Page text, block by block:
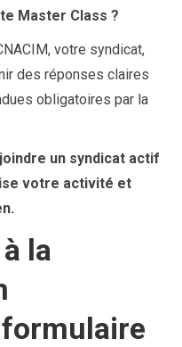
Master Class ?
votre syndicat,
des réponses claires
obligatoires par la
un syndicat actif
votre activité et
la